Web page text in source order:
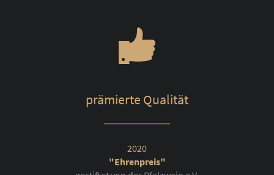
prämierte Qualität
2020
"Ehrenpreis"